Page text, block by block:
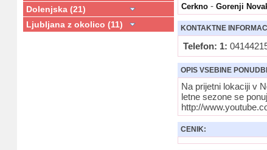
Dolenjska (21)
Ljubljana z okolico (11)
Cerkno- Gorenji
KONTAKTNE
Telefon: 1:
OPIS VSEBINE
Na prijetni lokaciji v
letne sezone se
http://
CENIK: